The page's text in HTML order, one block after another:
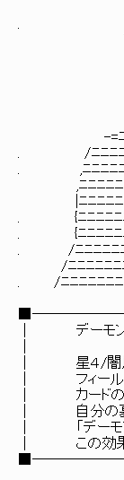
＿}:::::::::::
. ＞::::/i : /
⌒)斗.|::/ l/
l/
r}. ‐‐
/ ＼
-=∧
-=二iﾆﾆ
-=ﾆﾆﾆﾆ|ﾆ
. /ﾆﾆﾆﾆﾆﾆ
. ,ﾆﾆﾆﾆﾆﾆﾆ
,ﾆﾆﾆﾆﾆﾆﾆﾆ
|ﾆﾆﾆﾆﾆﾆﾆﾆﾆ
. {ﾆﾆﾆﾆﾆﾆﾆﾆ
. {ﾆﾆﾆﾆﾆﾆﾆ
. /ﾆﾆﾆﾆﾆﾆﾆﾆ
/ﾆﾆﾆﾆﾆﾆﾆﾆ/
. /ﾆﾆﾆﾆﾆﾆﾆﾆ
│ デー
│ 星４
│ フィ
│ カードの
│ 自分の
│ 「デーモン
│ この効果で